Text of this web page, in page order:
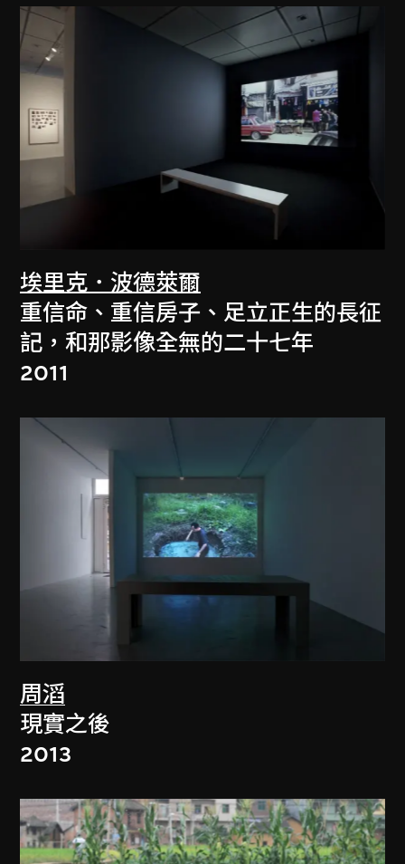
埃里克．波德萊爾
重信命、重信房子、足立正生的長征
記，和那影像全無的二十七年
2011
周滔
現實之後
2013